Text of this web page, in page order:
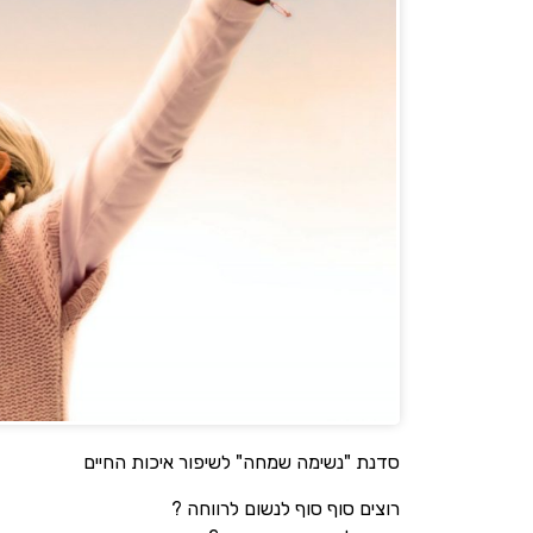
סדנת "נשימה שמחה" לשיפור איכות החיים
רוצים סוף סוף לנשום לרווחה ?